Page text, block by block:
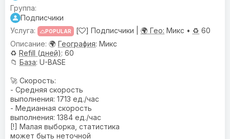
Подписчики
POPULAR [ ] Подписчики | 🌍 Гео: Микс • ♻️ 60
🌍 География: Микс
♻️ Refill (дней): 60
📁 База: U-BASE
🚀 Скорость:
- Средняя скорость
выполнения: 1713 ед./час
- Медианная скорость
выполнения: 1384 ед./час
[!] Малая выборка, статистика
может быть неточной